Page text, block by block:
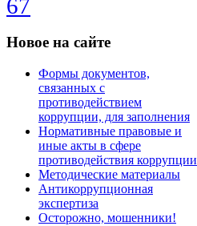
Новое на сайте
Формы документов,
связанных с
противодействием
коррупции, для заполнения
Нормативные правовые и
иные акты в сфере
противодействия коррупции
Методические материалы
Антикоррупционная
экспертиза
Осторожно, мошенники!